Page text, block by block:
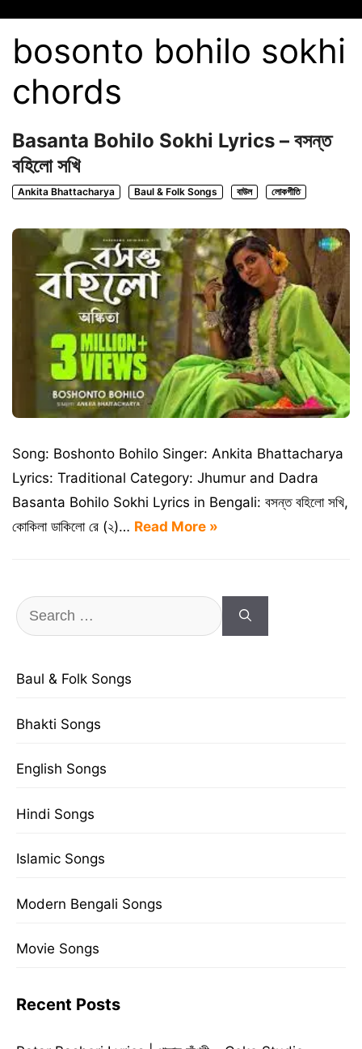
bosonto bohilo sokhi
chords
Basanta Bohilo Sokhi Lyrics – বসন্ত
বহিলো সখি
Ankita Bhattacharya Baul & Folk Songs বাউল লোকগীতি
Song: Boshonto Bohilo Singer: Ankita Bhattacharya
Lyrics: Traditional Category: Jhumur and Dadra
Basanta Bohilo Sokhi Lyrics in Bengali: বসন্ত বহিলো সখি,
কোকিলা ডাকিলো রে (২)… Read More »
Search
for:
Baul & Folk Songs
Bhakti Songs
English Songs
Hindi Songs
Islamic Songs
Modern Bengali Songs
Movie Songs
Recent Posts